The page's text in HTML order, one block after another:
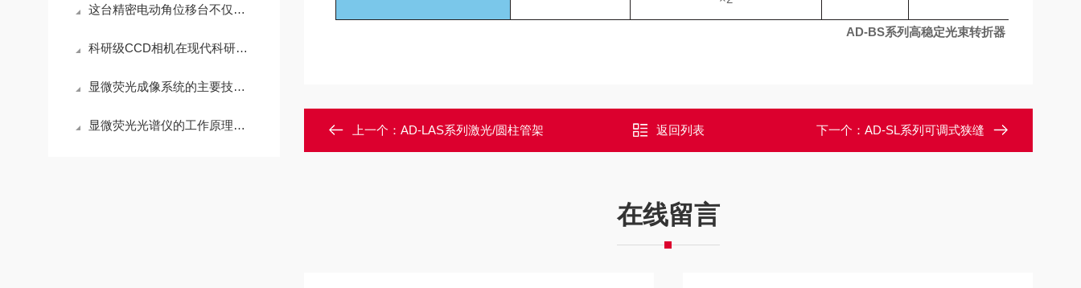
这台精密电动角位移台不仅稳定性佳而且精度也很高
科研级CCD相机在现代科研中的应用与重要性
显微荧光成像系统的主要技术特点和功能
显微荧光光谱仪的工作原理与系统集成介绍
AD-BS系列高稳定光束转折器
上一个： AD-LAS系列激光/圆柱管架 返回列表 下一个： AD-SL系列可调式狭缝
在线留言